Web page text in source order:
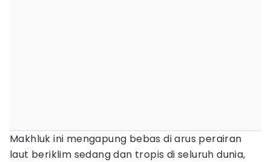
Makhluk ini mengapung bebas di arus perairan
laut beriklim sedang dan tropis di seluruh dunia,